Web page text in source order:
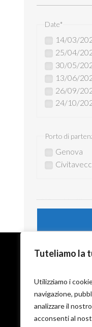
Tuteliamo la
Utilizziamo i
navigazione,
analizzare il
acconsenti al
Date*
14/03/
25/04/
30/05/
13/06/
26/09/
24/10/
Porto di
Genova
Prenotazioni:
Infoline: +39 327
Motoexplora
E-Mail: